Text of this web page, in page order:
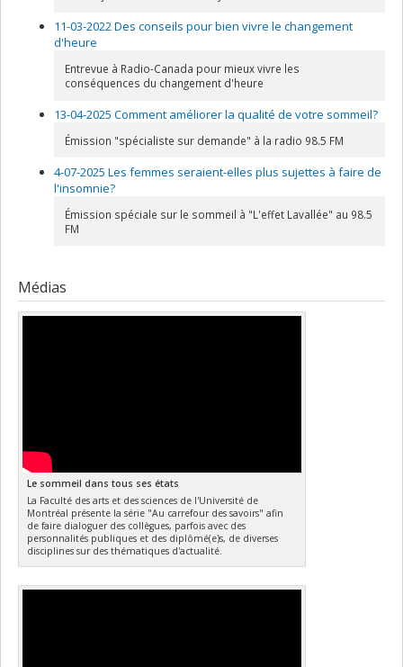
11-03-2022 Des conseils pour bien vivre le changement
d'heure
Entrevue à Radio-Canada pour mieux vivre les
conséquences du changement d'heure
13-04-2025 Comment améliorer la qualité de votre sommeil?
Émission "spécialiste sur demande" à la radio 98.5 FM
4-07-2025 Les femmes seraient-elles plus sujettes à faire de
l'insomnie?
Émission spéciale sur le sommeil à "L'effet Lavallée" au 98.5
FM
Médias
Le sommeil dans tous ses états
La Faculté des arts et des sciences de l'Université de
Montréal présente la série "Au carrefour des savoirs" afin
de faire dialoguer des collègues, parfois avec des
personnalités publiques et des diplômé(e)s, de diverses
disciplines sur des thématiques d'actualité.